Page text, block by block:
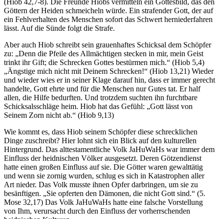
Göttern der Heiden schmeicheln würde. Ein strafender Gott, der auf
ein Fehlverhalten des Menschen sofort das Schwert herniederfahren
lässt. Auf die Sünde folgt die Strafe.
Aber auch Hiob schreibt sein grauenhaftes Schicksal dem Schöpfer
zu: „Denn die Pfeile des Allmächtigen stecken in mir, mein Geist
trinkt ihr Gift; die Schrecken Gottes bestürmen mich.“ (Hiob 5,4)
„Ängstige mich nicht mit Deinem Schrecken!“ (Hiob 13,21) Wieder
und wieder wies er in seiner Klage darauf hin, dass er immer gerecht
handelte, Gott ehrte und für die Menschen nur Gutes tat. Er half
allen, die Hilfe bedurften. Und trotzdem suchten ihn furchtbare
Schicksalsschläge heim. Hiob hat das Gefühl: „Gott lässt von
Seinem Zorn nicht ab.“ (Hiob 9,13)
Wie kommt es, dass Hiob seinem Schöpfer diese schrecklichen
Dinge zuschreibt? Hier lohnt sich ein Blick auf den kulturellen
Hintergrund. Das alttestamentliche Volk JaHuWaHs war immer dem
Einfluss der heidnischen Völker ausgesetzt. Deren Götzendienst
hatte einen großen Einfluss auf sie. Die Götter waren gewalttätig
und wenn sie zornig wurden, schlug es sich in Katastrophen aller
Art nieder. Das Volk musste ihnen Opfer darbringen, um sie zu
besänftigen. „Sie opferten den Dämonen, die nicht Gott sind.“ (5.
Mose 32,17) Das Volk JaHuWaHs hatte eine falsche Vorstellung
von Ihm, verursacht durch den Einfluss der vorherrschenden